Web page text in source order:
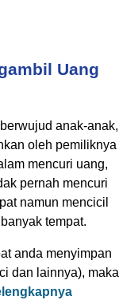
Uang
anak-anak,
oleh pemiliknya
mencuri uang,
pernah mencuri
namun mencicil
tempat.
anda menyimpan
dan lainnya), maka